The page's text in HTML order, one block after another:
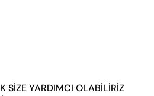
SİZE YARDIMCI OLABİLİRİZ